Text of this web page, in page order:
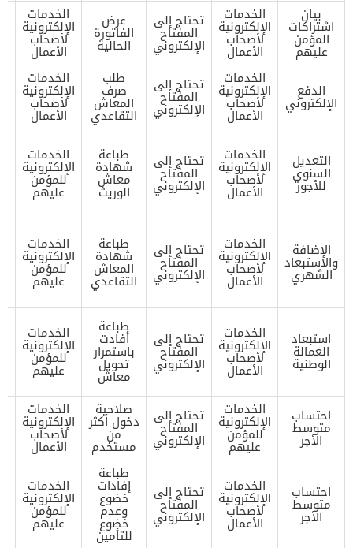
بيان
اشتراكات
المؤمن
عليهم
الخدمات
الإلكترونية
لأصحاب
الأعمال
تحتاج إلى
المفتاح
الإلكتروني
عرض
الفاتورة
الحالية
الخدمات
الإلكترونية
لأصحاب
الأعمال
الدفع
الإلكتروني
الخدمات
الإلكترونية
لأصحاب
الأعمال
تحتاج إلى
المفتاح
الإلكتروني
طلب
صرف
المعاش
التقاعدي
الخدمات
الإلكترونية
لأصحاب
الأعمال
التعديل
السنوي
للأجور
الخدمات
الإلكترونية
لأصحاب
الأعمال
تحتاج إلى
المفتاح
الإلكتروني
طباعة
شهادة
معاش
الوريث
الخدمات
الإلكترونية
للمؤمن
عليهم
الإضافة
والاستبعاد
الشهري
الخدمات
الإلكترونية
لأصحاب
الأعمال
تحتاج إلى
المفتاح
الإلكتروني
طباعة
شهادة
المعاش
التقاعدي
الخدمات
الإلكترونية
للمؤمن
عليهم
استبعاد
العمالة
الوطنية
الخدمات
الإلكترونية
لأصحاب
الأعمال
تحتاج إلى
المفتاح
الإلكتروني
طباعة
أفادت
باستمرار
تحويل
معاش
الخدمات
الإلكترونية
للمؤمن
عليهم
احتساب
متوسط
الأجر
الخدمات
الإلكترونية
للمؤمن
عليهم
تحتاج إلى
المفتاح
الإلكتروني
صلاحية
دخول أكثر
من
مستخدم
الخدمات
الإلكترونية
لأصحاب
الأعمال
احتساب
متوسط
الأجر
الخدمات
الإلكترونية
لأصحاب
الأعمال
تحتاج إلى
المفتاح
الإلكتروني
طباعة
إفادات
خضوع
وعدم
خضوع
للتأمين
الخدمات
الإلكترونية
للمؤمن
عليهم